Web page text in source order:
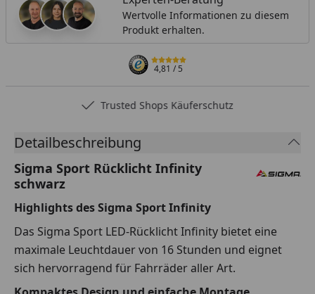
Wertvolle Informationen zu diesem
Produkt erhalten.
4,81/ 5
Trusted Shops Käuferschutz
Detailbeschreibung
Sigma Sport Rücklicht Infinity
schwarz
Highlights des Sigma Sport Infinity
Das Sigma Sport LED-Rücklicht Infinity bietet eine
maximale Leuchtdauer von 16 Stunden und eignet
sich hervorragend für Fahrräder aller Art.